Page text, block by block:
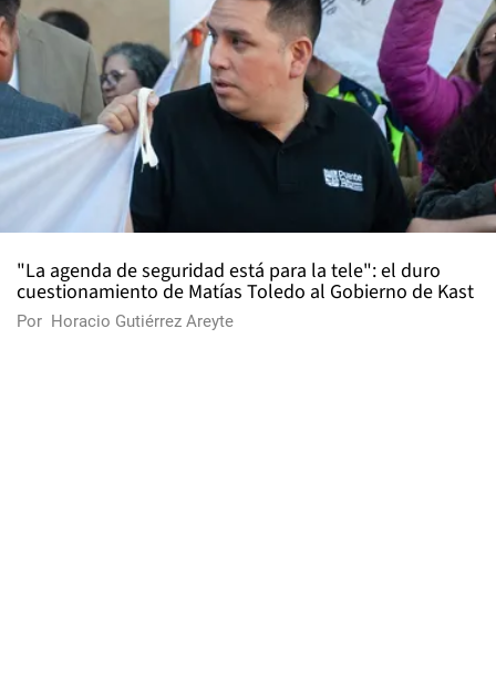
"La agenda de seguridad está para la tele": el duro
cuestionamiento de Matías Toledo al Gobierno de Kast
Por Horacio Gutiérrez Areyte